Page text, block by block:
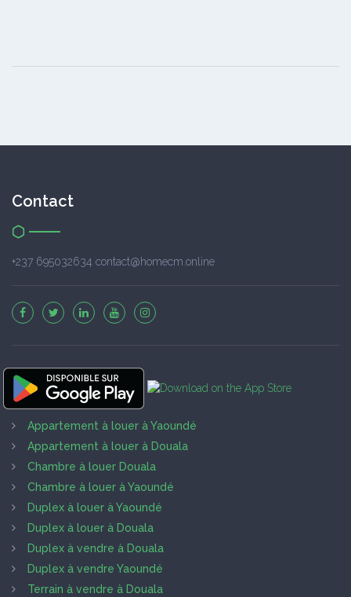
Contact
+237 695032634 contact@homecm.online
Appartement à louer à Yaoundé
Appartement à louer à Douala
Chambre à louer Douala
Chambre à louer à Yaoundé
Duplex à louer à Yaoundé
Duplex à louer à Douala
Duplex à vendre à Douala
Duplex à vendre Yaoundé
Terrain à vendre à Douala